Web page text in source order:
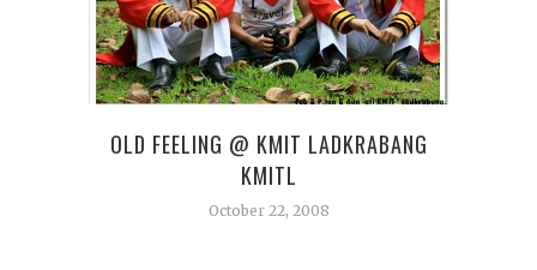
OLD FEELING @ KMIT LADKRABANG
KMITL
October 22, 2008